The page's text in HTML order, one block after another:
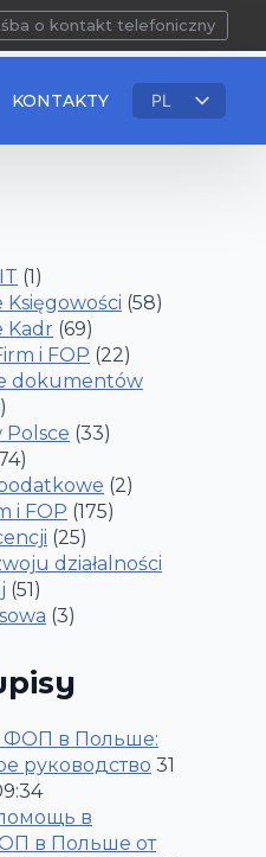
o kontakt telefoniczny
PL
KONTAKTY
(1)
(58)
Kadr (69)
i FOP (22)
dokumentów
Polsce (33)
(2)
i FOP (175)
(25)
działalności
(51)
(3)
ФОП в Польше:
руководство 31
в
в Польше от